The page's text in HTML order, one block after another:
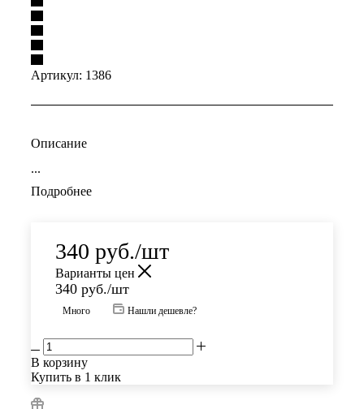
Артикул: 1386
Описание
...
Подробнее
340 руб./шт
Варианты цен
340 руб./шт
Много Нашли дешевле?
В корзину
Купить в 1 клик